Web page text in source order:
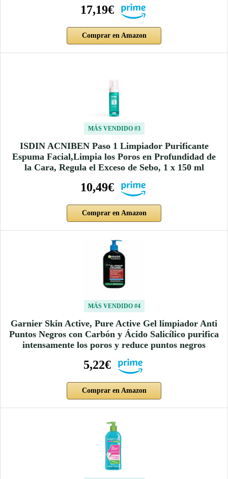
17,19€
Comprar en Amazon
MÁS VENDIDO #3
ISDIN ACNIBEN Paso 1 Limpiador Purificante
Espuma Facial,Limpia los Poros en Profundidad de
la Cara, Regula el Exceso de Sebo, 1 x 150 ml
10,49€
Comprar en Amazon
MÁS VENDIDO #4
Garnier Skin Active, Pure Active Gel limpiador Anti
Puntos Negros con Carbón y Ácido Salicílico purifica
intensamente los poros y reduce puntos negros
5,22€
Comprar en Amazon